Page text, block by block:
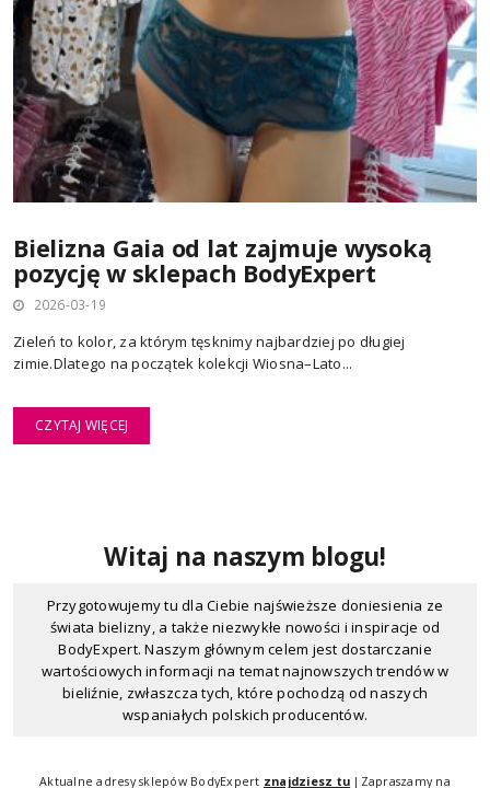
Bielizna Gaia od lat zajmuje wysoką
pozycję w sklepach BodyExpert
2026-03-19
Zieleń to kolor, za którym tęsknimy najbardziej po długiej
zimie.Dlatego na początek kolekcji Wiosna–Lato...
CZYTAJ WIĘCEJ
Witaj na naszym blogu!
Przygotowujemy tu dla Ciebie najświeższe doniesienia ze
świata bielizny, a także niezwykłe nowości i inspiracje od
BodyExpert. Naszym głównym celem jest dostarczanie
wartościowych informacji na temat najnowszych trendów w
bieliźnie, zwłaszcza tych, które pochodzą od naszych
wspaniałych polskich producentów.
produkty w BodyExpert są tak wyjątkowe. Na naszym blogu
Aktualne adresy sklepów BodyExpert znajdziesz tu |Zapraszamy na